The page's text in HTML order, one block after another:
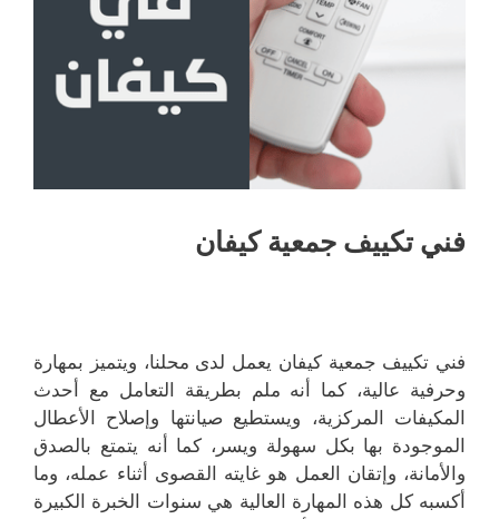
فني تكييف جمعية كيفان
فني تكييف جمعية كيفان يعمل لدى محلنا، ويتميز بمهارة
وحرفية عالية، كما أنه ملم بطريقة التعامل مع أحدث
المكيفات المركزية، ويستطيع صيانتها وإصلاح الأعطال
الموجودة بها بكل سهولة ويسر، كما أنه يتمتع بالصدق
والأمانة، وإتقان العمل هو غايته القصوى أثناء عمله، وما
أكسبه كل هذه المهارة العالية هي سنوات الخبرة الكبيرة